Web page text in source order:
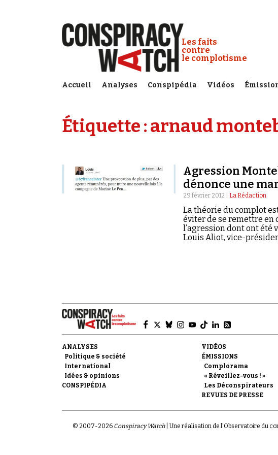
Conspiracy Watch :
Les faits
contre
le complotisme
Accueil Analyses Conspipédia Vidéos
Étiquette :arnaud
Agression
dénonce une
29 février 2012 | La Rédaction
La théorie du complot
éviter de se remettre
l’agression dont ont été
Louis Aliot, vice-
ANALYSES
Politique & société
International
Idées & opinions
CONSPIPÉDIA
VIDÉOS
ÉMISSIONS
Complorama
« Réveillez-vous ! »
Les Déconspirateurs
REVUES DE PRESSE
© 2007-2026 Conspiracy Watch| Une réalisation de l'Observatoire du